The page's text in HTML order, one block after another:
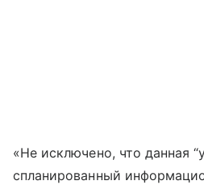
«Не исключено, что данная
спланированный